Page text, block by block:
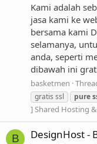
Kami adalah
jasa kami ke
bersama kami
selamanya,
anda, seperti
dibawah ini
basketmen
gratis ssl
pure
] Shared Hosting
B
DesignHost -